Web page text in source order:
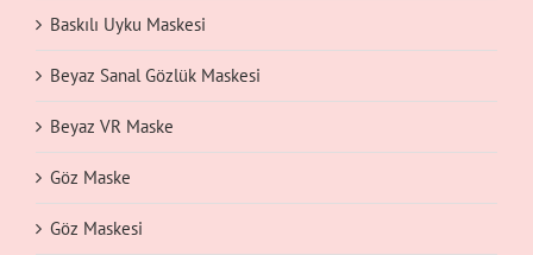
Baskılı Uyku Maskesi
Beyaz Sanal Gözlük Maskesi
Beyaz VR Maske
Göz Maske
Göz Maskesi